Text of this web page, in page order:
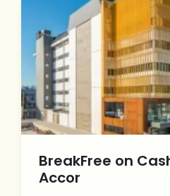
BreakFree on
Accor